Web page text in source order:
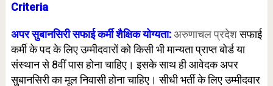
Criteria
अपर सुबानसिरी सफाई कर्मी शैक्षिक योग्यता:अरुणाचल प्रदेशसफाई
कर्मी के पद के लिए उम्मीदवारों को किसी भी मान्यता प्राप्त बोर्ड या
संस्थान से 8वीं पास होना चाहिए। इसके साथ ही आवेदक अपर
सुबानसिरी का मूल निवासी होना चाहिए। सीधी भर्ती के लिए उम्मीदवार